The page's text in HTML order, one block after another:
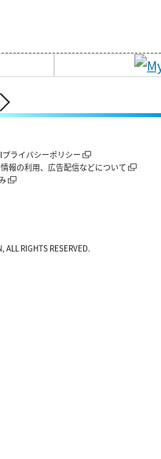
プライバシーポリシー
報の利用、広告配信などについて
ALL RIGHTS RESERVED.